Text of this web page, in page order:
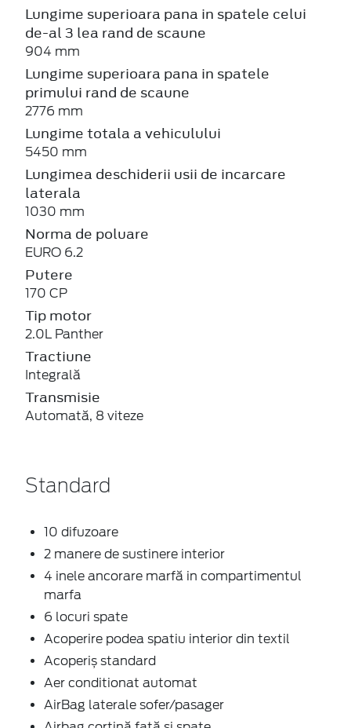
Lungime superioara pana in spatele celui
de-al 3 lea rand de scaune
904 mm
Lungime superioara pana in spatele
primului rand de scaune
2776 mm
Lungime totala a vehiculului
5450 mm
Lungimea deschiderii usii de incarcare
laterala
1030 mm
Norma de poluare
EURO 6.2
Putere
170 CP
Tip motor
2.0L Panther
Tractiune
Integrală
Transmisie
Automată, 8 viteze
Standard
10 difuzoare
2 manere de sustinere interior
4 inele ancorare marfă in compartimentul
marfa
6 locuri spate
Acoperire podea spatiu interior din textil
Acoperiș standard
Aer conditionat automat
AirBag laterale sofer/pasager